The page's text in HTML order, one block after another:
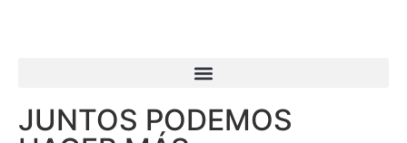
JUNTOS PODEMOS